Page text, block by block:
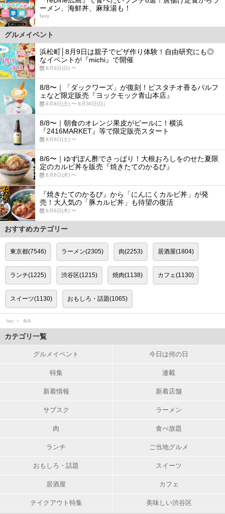
ーメン、海鮮丼、麻辣湯も！
favy
グルメイベント
浜松町│8月9日は親子でピザ作り体験！自由研究にも◎
なイベントが『michi』で開催
8月9日(日) 〜
8/8〜｜「ダックワーズ」が復刻！ピスタチオ香るパルフ
ェなど限定販売『ヨックモック青山本店』
8月8日(土) 〜 8月30日(日)
8/8〜｜朝食のオレンジ果皮がビールに！横浜
『2416MARKET』等で限定販売スタート
8月8日(土) 〜
8/6〜｜ゆずぽん酢でさっぱり！大根おろしをのせた夏限
定のカルビ丼を販売『焼きたてのかるび』
8月6日(木) 〜
『焼きたてのかるび』から「にんにくカルビ丼」が発
売！大人気の「豚カルビ丼」も待望の復活
8月6日(木) 〜
おすすめカテゴリー
東京都(7546) ラーメン(2305) 肉(2253) 居酒屋(1804)
ランチ(1225) 渋谷区(1215) 焼肉(1138) カフェ(1130)
スイーツ(1130) おもしろ・話題(1065)
favy 鳥辰
カテゴリ一覧
グルメイベント 今日は何の日
特集 連載
新着情報 新着店舗
サブスク ラーメン
肉 食べ放題
ランチ ご当地グルメ
おもしろ・話題 スイーツ
居酒屋 カフェ
テイクアウト特集 美味しい渋谷区